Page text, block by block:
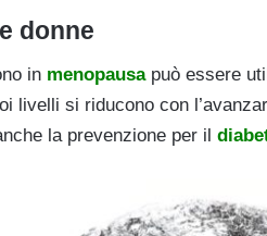
donne
in menopausapuò essere
livelli si riducono con
la prevenzione per il